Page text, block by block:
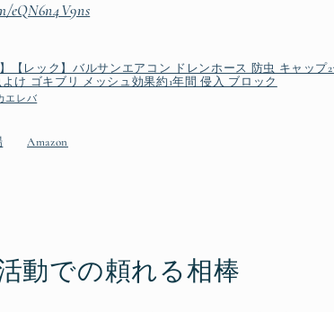
eQN6n4V9ns
】【レック】バルサンエアコン ドレンホース 防虫 キャップ
け ゴキブリ メッシュ効果約1年間 侵入 ブロック
エレバ
Amazon
動での頼れる相棒